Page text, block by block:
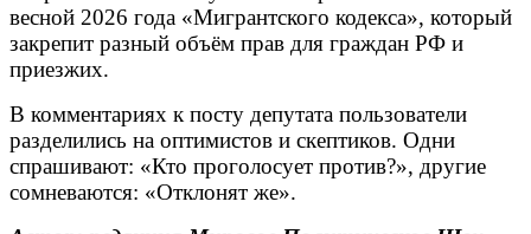
весной 2026 года «Мигрантского кодекса», который
закрепит разный объём прав для граждан РФ и
приезжих.
В комментариях к посту депутата пользователи
разделились на оптимистов и скептиков. Одни
спрашивают: «Кто проголосует против?», другие
сомневаются: «Отклонят же».